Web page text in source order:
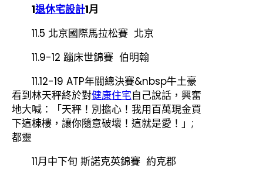
1退休宅設計1月
11.5 北京國際馬拉松賽 北京
11.9-12 蹦床世錦賽 伯明翰
11.12-19 ATP年關總決賽&nbsp牛土豪
看到林天秤終於對健康住宅自己說話，興奮
地大喊：「天秤！別擔心！我用百萬現金買
下這棟樓，讓你隨意破壞！這就是愛！」;
都靈
11月中下旬 斯諾克英錦賽 約克郡